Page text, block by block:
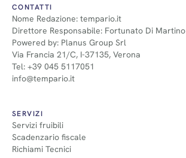
CONTATTI
Nome Redazione: tempario.it
Direttore Responsabile: Fortunato Di Martino
Powered by: Planus Group Srl
Via Francia 21/C, I-37135, Verona
Tel: +39 045 5117051
info@tempario.it
SERVIZI
Servizi fruibili
Scadenzario fiscale
Richiami Tecnici